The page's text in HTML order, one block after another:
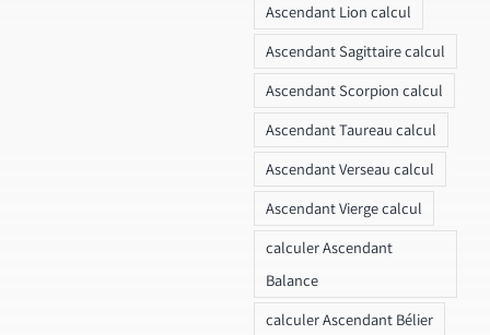
Ascendant Lion calcul
Ascendant Sagittaire calcul
Ascendant Scorpion calcul
Ascendant Taureau calcul
Ascendant Verseau calcul
Ascendant Vierge calcul
calculer Ascendant
Balance
calculer Ascendant Bélier